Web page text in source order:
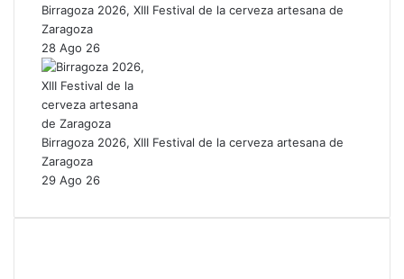
Birragoza 2026, XIII Festival de la cerveza artesana de
Zaragoza
28 Ago 26
Birragoza 2026, XIII Festival de la cerveza artesana de
Zaragoza
29 Ago 26